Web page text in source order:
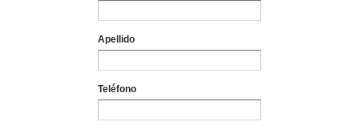
Apellido
Teléfono